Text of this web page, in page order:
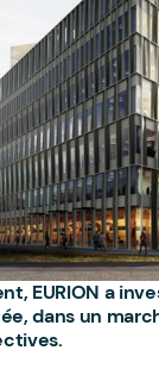
EURION a
dans un